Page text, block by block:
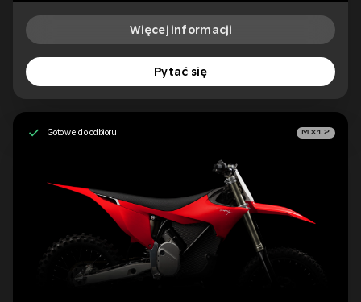
Więcej informacji
Pytać się
Gotowe do odbioru MX1.2